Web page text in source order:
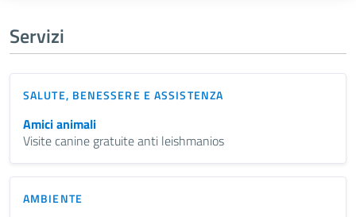
Servizi
SALUTE, BENESSERE E ASSISTENZA
Amici animali
Visite canine gratuite anti leishmanios
AMBIENTE